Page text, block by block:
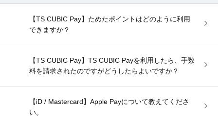
【TS CUBIC Pay】ためたポイントはどのように利用
できますか？
【TS CUBIC Pay】TS CUBIC Payを利用したら、手数
料を請求されたのですがどうしたらよいですか？
【iD / Mastercard】Apple Payについて教えてくださ
い。